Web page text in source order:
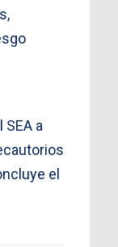
a
el